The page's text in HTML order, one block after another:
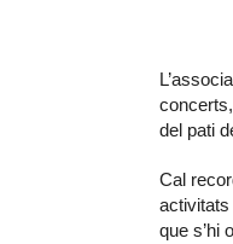
del pati
Cal
activitats
que s’hi